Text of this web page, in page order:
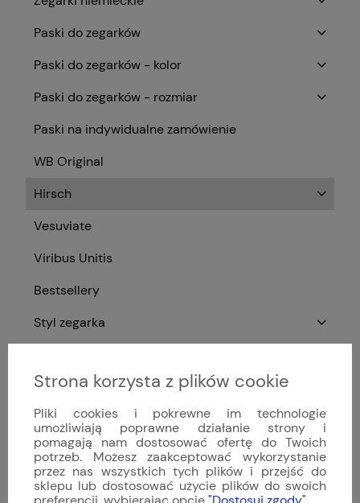
Paski do zegarków
Paski do zegarków - kolor
Paski do zegarków - rozmiar
Paski na indywidualne zamówienie
WB Original
Hirsch
Vesuviate
Viribus Unitis
Bestsellery
Styl zegarka
Zegarki damskie
Typ mechanizmu
Zegarki luksusowe
Zegarki szwajcarskie
Strona korzysta z plików cookie
Pliki cookies i pokrewne im technologie
umożliwiają poprawne działanie strony i
pomagają nam dostosować ofertę do Twoich
potrzeb. Możesz zaakceptować wykorzystanie
przez nas wszystkich tych plików i przejść do
sklepu lub dostosować użycie plików do swoich